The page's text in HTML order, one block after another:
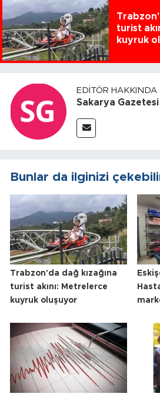
turist
kuyruk
EDITÖR HAKKINDA
Sakarya Gazetesi
Bunlar da ilginizi
Trabzon'da dağ kızağına
turist akını: Metrelerce
kuyruk oluşuyor